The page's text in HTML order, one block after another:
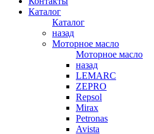
Каталог
Каталог
назад
Моторное масло
Моторное масло
назад
LEMARC
ZEPRO
Repsol
Mirax
Petronas
Avista